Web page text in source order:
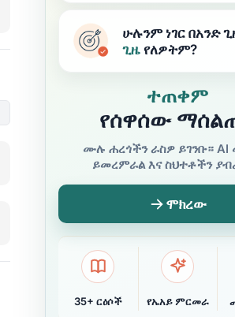
ሁሉንም ነገር በአንድ
ጊዜየለዎትም?
ተጠቀም
የሰዋሰው
ሙሉ ሐረጎችን ራስዎ ይገንቡ። AI
ይመረምራል እና ስህተቶችን
ሞክረው
35+ ርዕሶች የኤአይ ምርመራ